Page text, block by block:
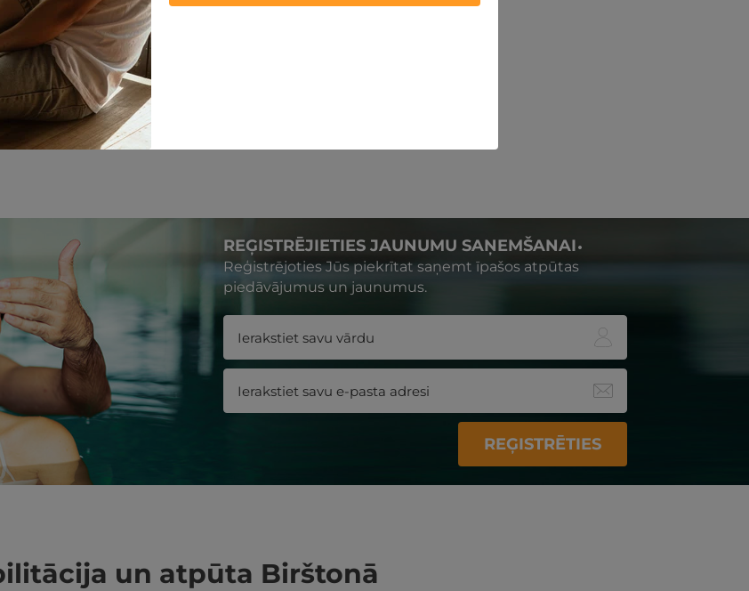
REĢISTRĒJIETIES JAUNUMU SAŅEMŠANAI
Reģistrējoties Jūs piekrītat saņemt īpašos atpūtas
piedāvājumus un jaunumus.
REĢISTRĒTIES
un atpūta Birštonā